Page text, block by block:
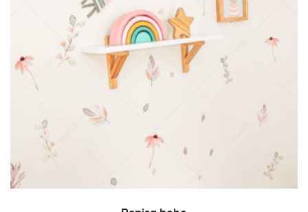
ADD TO CART